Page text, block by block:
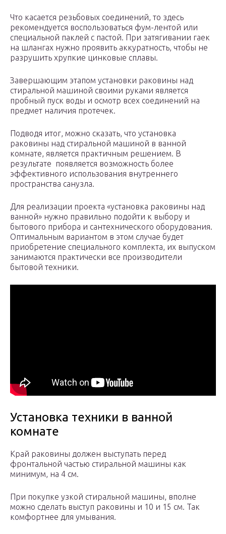
Что касается резьбовых соединений, то здесь
рекомендуется воспользоваться фум-лентой или
специальной паклей с пастой. При затягивании гаек
на шлангах нужно проявить аккуратность, чтобы не
разрушить хрупкие цинковые сплавы.
Завершающим этапом установки раковины над
стиральной машиной своими руками является
пробный пуск воды и осмотр всех соединений на
предмет наличия протечек.
Подводя итог, можно сказать, что установка
раковины над стиральной машиной в ванной
комнате, является практичным решением. В
результате появляется возможность более
эффективного использования внутреннего
пространства санузла.
Для реализации проекта «установка раковины над
ванной» нужно правильно подойти к выбору и
бытового прибора и сантехнического оборудования.
Оптимальным вариантом в этом случае будет
приобретение специального комплекта, их выпуском
занимаются практически все производители
бытовой техники.
Установка техники в ванной
комнате
Край раковины должен выступать перед
фронтальной частью стиральной машины как
минимум, на 4 см.
При покупке узкой стиральной машины, вполне
можно сделать выступ раковины и 10 и 15 см. Так
комфортнее для умывания.